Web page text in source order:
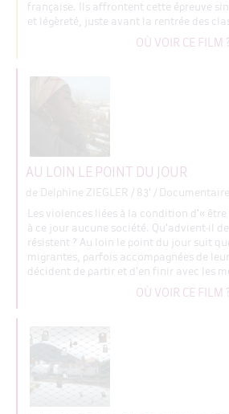
française. Ils affrontent cette épreuve
et légèreté, juste avant la rentrée des
OÙ VOIR CE FILM
AU LOIN LE POINT DU JOUR
de Delphine ZIEGLER / 83' / Documentaire
Les violences liées à la condition d'«
à ce jour aucune société. Qu'advient-il de
résistent ? Au loin le point du jour suit
migrantes, parfois accompagnées de
décident de partir et d'en finir avec les
OÙ VOIR CE FILM